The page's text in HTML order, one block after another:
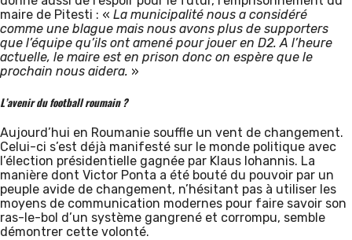
maire de Pitesti : « La municipalité nous a considéré
comme une blague mais nous avons plus de supporters
que l’équipe qu’ils ont amené pour jouer en D2. A l’heure
actuelle, le maire est en prison donc on espère que le
prochain nous aidera. »
L’avenir du football roumain ?
Aujourd’hui en Roumanie souffle un vent de changement.
Celui-ci s’est déjà manifesté sur le monde politique avec
l’élection présidentielle gagnée par Klaus Iohannis. La
manière dont Victor Ponta a été bouté du pouvoir par un
peuple avide de changement, n’hésitant pas à utiliser les
moyens de communication modernes pour faire savoir son
ras-le-bol d’un système gangrené et corrompu, semble
démontrer cette volonté.